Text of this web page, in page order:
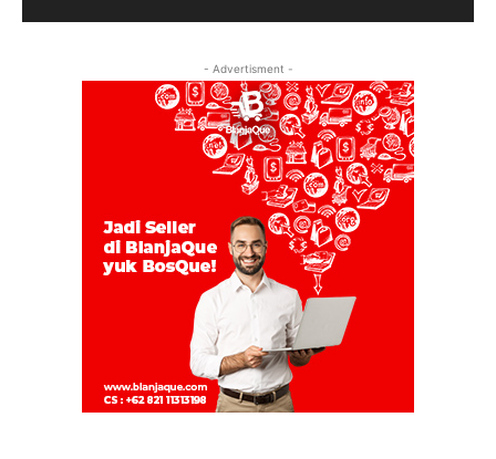
- Advertisment -